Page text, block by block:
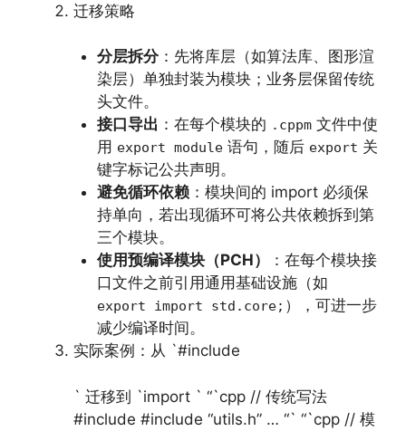
迁移策略
分层拆分：先将库层（如算法库、图形渲
染层）单独封装为模块；业务层保留传统
头文件。
接口导出 ：在每个模块的 .cppm文件中使
用 export module语句，随后 export 关
键字标记公共声明。
避免循环依赖：模块间的 import 必须保
持单向，若出现循环可将公共依赖拆到第
三个模块。
使用预编译模块（PCH）
：在每个模块接
口文件之前引用通用基础设施（如
export import std.core; ），可进一步
减少编译时间。
实际案例：从 `#include
` 迁移到 `import ` “`cpp // 传统写法
#include #include “utils.h” … “` “`cpp // 模